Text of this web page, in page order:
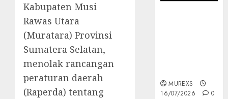
Kabupaten Musi
Rawas Utara
(Muratara) Provinsi
Sumatera Selatan,
menolak rancangan
peraturan daerah
(Raperda) tentang
MUREXS
16/07/2026
0